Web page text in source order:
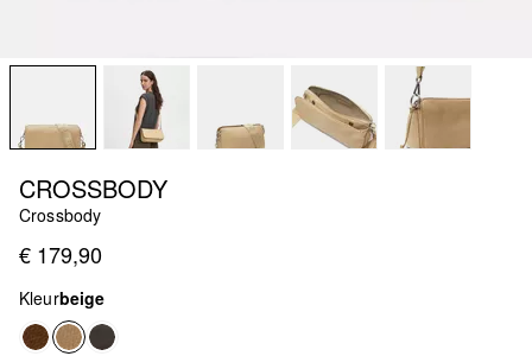
CROSSBODY
Crossbody
€ 179,90
Kleurbeige